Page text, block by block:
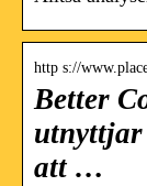
http s://
Better
att …